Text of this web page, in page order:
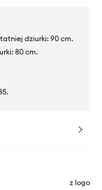
dziurki: 90 cm.
80 cm.
z logo